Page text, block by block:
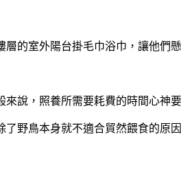
的室外陽台掛毛巾浴巾，讓他們
說，照養所需要耗費的時間心神
野鳥本身就不適合貿然餵食的原